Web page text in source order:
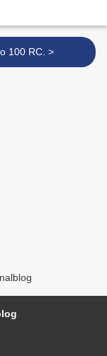
Lo 100 RC. >